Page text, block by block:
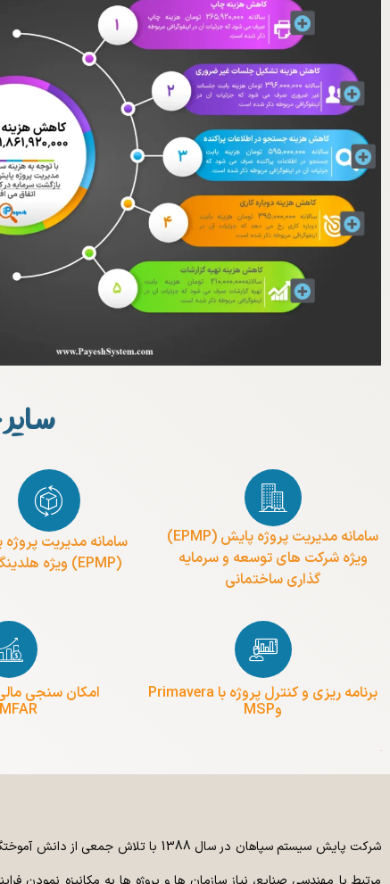
سامانه مدیریت پروژه پایش (EPMP)
ویژه شرکت های توسعه و سرمایه
گذاری ساختمانی
سامانه مدیریت
(EPMP) ویژه هلدینگ ها
برنامه ریزی و کنترل پروژه با Primavera
وMSP
امکان سنجی
آپارات
شرکت پایش سیستم سپاهان در سال